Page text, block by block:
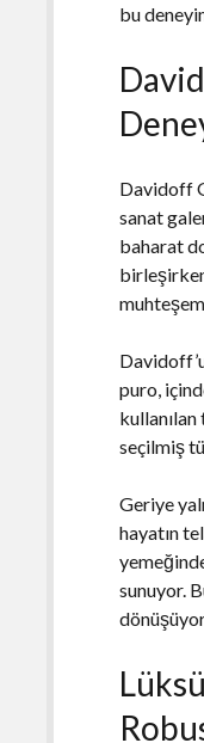
bu
Davidoff
sanat
baharat
puro,
seçilmiş
Geriye
hayatın
sunuyor.